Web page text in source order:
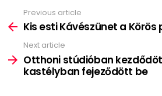
more
Previous article
Kis esti Kávészünet a
Next article
Otthoni stúdióban
kastélyban fejeződött be